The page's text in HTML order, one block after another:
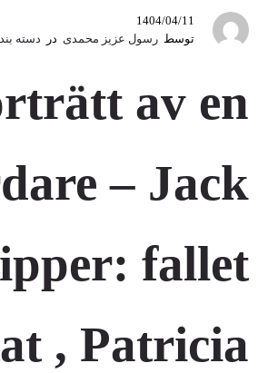
1404/04/11
توسط رسول عزیز محمدی در دسته
av en
– Jack
fallet
, Patricia